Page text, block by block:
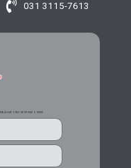
031 3115-7613
DE MINAS GERAIS